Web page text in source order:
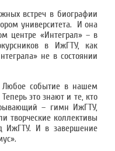
встреч в биографии
университета. И она
центре «Интеграл» – в
в ИжГТУ, как
не в состоянии
событие в нашем
это знают и те, кто
– гимн ИжГТУ,
творческие коллективы
ИжГТУ. И в завершение